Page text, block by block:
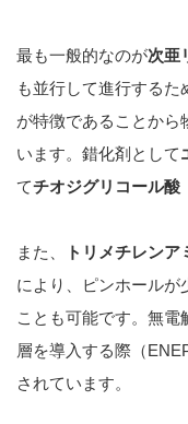
最も一般的なのが次亜
も並行して進行するた
が特徴であることから
います。錯化剤として
てチオジグリコール酸
また、 トリメチレンア
により、ピンホールが
ことも可能です。無
層を導入する際（
されています。